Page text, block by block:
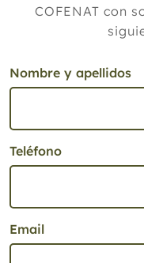
COFENAT con
Nombre y apellidos
Teléfono
Email